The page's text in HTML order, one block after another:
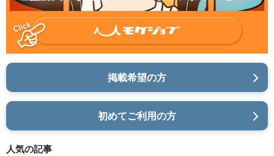
掲載希望の方
初めてご利用の方
人気の記事